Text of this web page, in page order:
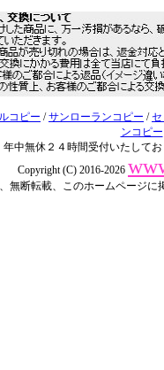
コピー /サンローランコピー /
ンコピー
年中無休２４時間受付いたして
Copyright (C) 2016-2026
無断転載、このホームページ